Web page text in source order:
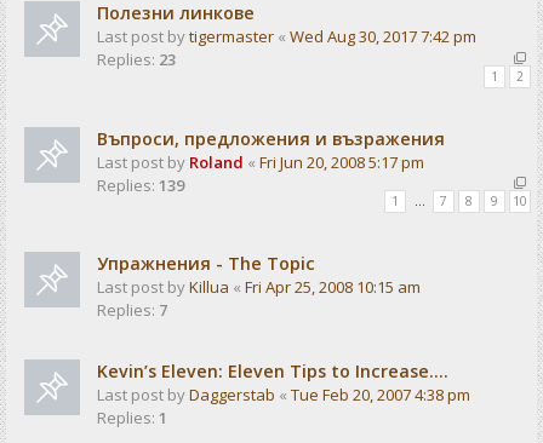
Полезни линкове
Last post bytigermaster « Wed Aug 30, 2017 7:42 pm
Replies: 23
1 2
Въпроси, предложения и възражения
Last post by Roland « Fri Jun 20, 2008 5:17 pm
Replies: 139
1 … 7 8 9 10
Упражнения - The Topic
Last post byKillua « Fri Apr 25, 2008 10:15 am
Replies: 7
Kevin’s Eleven: Eleven Tips to Increase....
Last post byDaggerstab « Tue Feb 20, 2007 4:38 pm
Replies: 1